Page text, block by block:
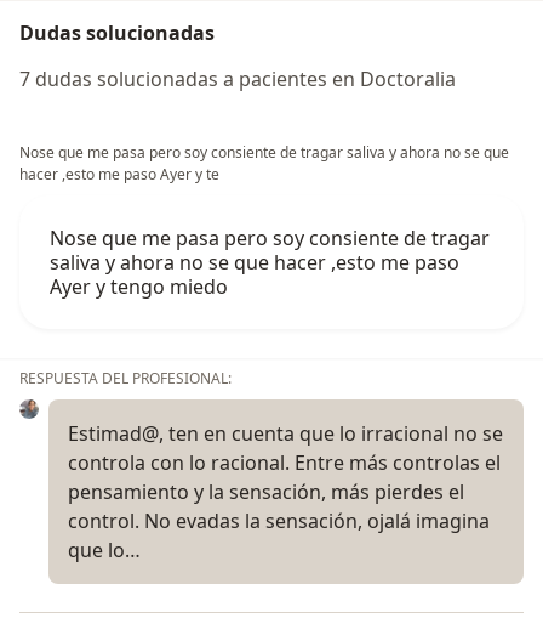
Dudas solucionadas
7 dudas solucionadas a pacientes en Doctoralia
Nose que me pasa pero soy consiente de tragar saliva y ahora no se que
hacer ,esto me paso Ayer y te
Nose que me pasa pero soy consiente de tragar
saliva y ahora no se que hacer ,esto me paso
Ayer y tengo miedo
RESPUESTA DEL PROFESIONAL:
Estimad@, ten en cuenta que lo irracional no se
controla con lo racional. Entre más controlas el
pensamiento y la sensación, más pierdes el
control. No evadas la sensación, ojalá imagina
que lo…